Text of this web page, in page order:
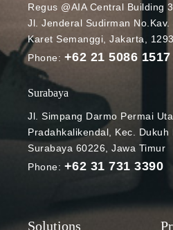
Regus @AIA Central Building
Jl. Jenderal Sudirman No.Kav.
Karet Semanggi, Jakarta,
Phone: +62 21 5086 1517
Surabaya
Jl. Simpang Darmo Permai
Pradahkalikendal, Kec. Dukuh
Surabaya 60226, Jawa Timur
Phone: +62 31 731 3390